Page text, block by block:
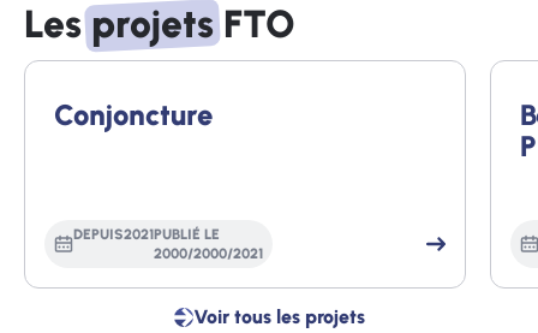
LesprojetsFTO
Conjoncture
DEPUIS2021PUBLIÉ LE
2000/2000/2021
Voir
Voir tous les projets